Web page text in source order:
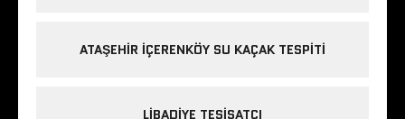
ATAŞEHIR IÇERENKÖY SU KAÇAK TESPITI
LIBADIYE TESISATÇI